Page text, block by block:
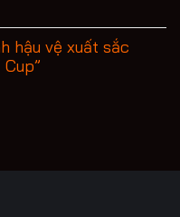
hậu vệ xuất sắc